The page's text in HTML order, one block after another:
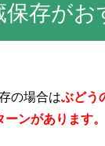
存がお
の場合はぶどう
ンがあります。